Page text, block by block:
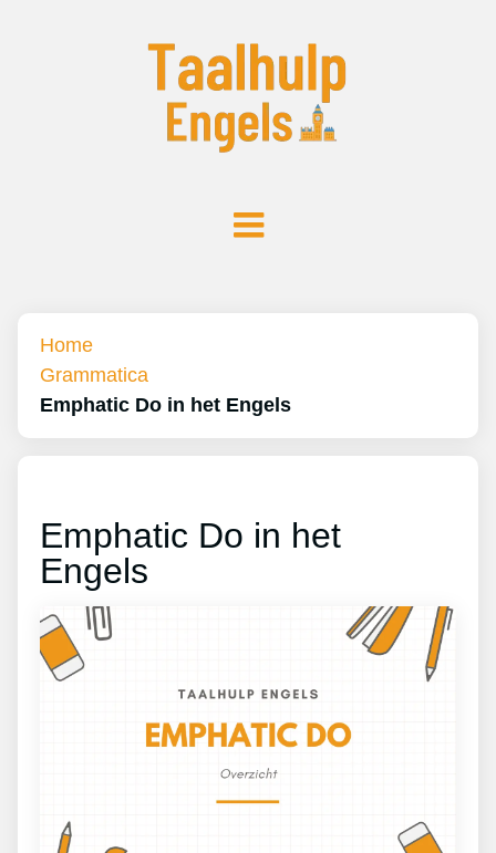
Home
Grammatica
Emphatic Do in het Engels
Emphatic Do in het
Engels